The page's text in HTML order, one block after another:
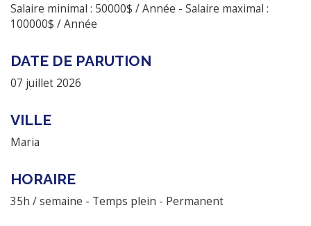
Salaire minimal : 50000$ / Année - Salaire maximal :
100000$ / Année
DATE DE PARUTION
07 juillet 2026
VILLE
Maria
HORAIRE
35h / semaine - Temps plein - Permanent